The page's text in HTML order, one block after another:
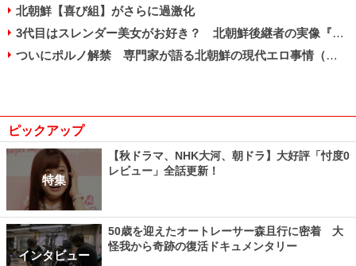
北朝鮮【喜び組】がさらに過激化
3代目はスレンダー美女がお好き？ 北朝鮮後継者の実像『マンガ 金正恩入門』
ついにポルノ解禁 専門家が語る北朝鮮の現代エロ事情（前編）
ピックアップ
特集
【秋ドラマ、NHK大河、朝ドラ】大好評「忖度0
レビュー」全話更新！
インタビュー
50歳を迎えたオートレーサー森且行に密着 大
怪我から奇跡の復活ドキュメンタリー